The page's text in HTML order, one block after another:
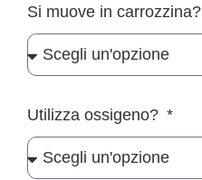
Si muove in carrozzina?
Utilizza ossigeno?